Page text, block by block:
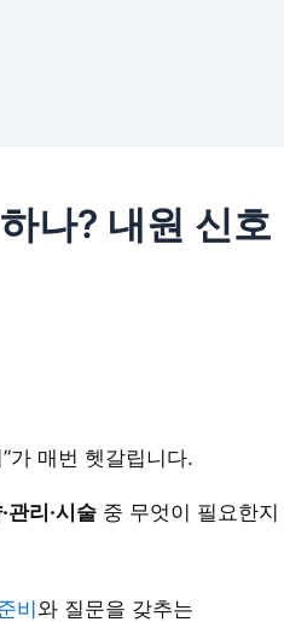
나? 내원 신호
가 매번 헷갈립니다.
관리·시술 중 무엇이 필요한지
비와 질문을 갖추는